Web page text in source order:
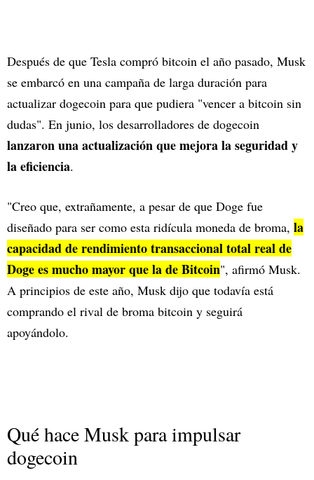
Después de que Tesla compró bitcoin el año pasado, Musk
se embarcó en una campaña de larga duración para
actualizar dogecoin para que pudiera "vencer a bitcoin sin
dudas". En junio, los desarrolladores de dogecoin
lanzaron una actualización que mejora la seguridad y
la eficiencia.
"Creo que, extrañamente, a pesar de que Doge fue
diseñado para ser como esta ridícula moneda de broma, la
capacidad de rendimiento transaccional total real de
Doge es mucho mayor que la de Bitcoin", afirmó Musk.
A principios de este año, Musk dijo que todavía está
comprando el rival de broma bitcoin y seguirá
apoyándolo.
Qué hace Musk para impulsar
dogecoin